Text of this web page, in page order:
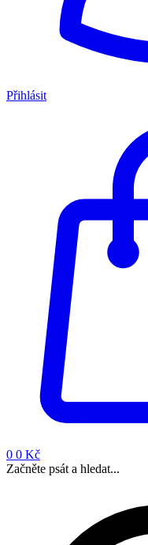
Přihlásit
0 0 Kč
Začněte psát a hledat...